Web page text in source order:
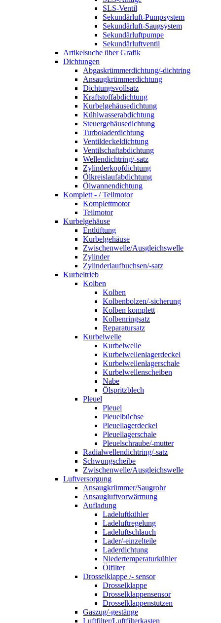
SLS-Ventil
Sekundärluft-Pumpsystem
Sekundärluft-Saugsystem
Sekundärluftpumpe
Sekundärluftventil
Artikelsuche über Grafik
Dichtungen
Abgaskrümmerdichtung/-dichtring
Ansaugkrümmerdichtung
Dichtungsvollsatz
Kraftstoffabdichtung
Kurbelgehäusedichtung
Kühlwasserabdichtung
Steuergehäusedichtung
Turboladerdichtung
Ventildeckeldichtung
Ventilschaftabdichtung
Wellendichtring/-satz
Zylinderkopfdichtung
Ölkreislaufabdichtung
Ölwannendichtung
Komplett - / Teilmotor
Komplettmotor
Teilmotor
Kurbelgehäuse
Entlüftung
Kurbelgehäuse
Zwischenwelle/Ausgleichswelle
Zylinder
Zylinderlaufbuchsen/-satz
Kurbeltrieb
Kolben
Kolben
Kolbenbolzen/-sicherung
Kolben komplett
Kolbenringsatz
Reparatursatz
Kurbelwelle
Kurbelwelle
Kurbelwellenlagerdeckel
Kurbelwellenlagerschale
Kurbelwellenscheiben
Nabe
Ölspritzblech
Pleuel
Pleuel
Pleuelbüchse
Pleuellagerdeckel
Pleuellagerschale
Pleuelschraube/-mutter
Radialwellendichtring/-satz
Schwungscheibe
Zwischenwelle/Ausgleichswelle
Luftversorgung
Ansaugkrümmer/Saugrohr
Ansaugluftvorwärmung
Aufladung
Ladeluftkühler
Ladeluftregelung
Ladeluftschlauch
Lader/-einzelteile
Laderdichtung
Niedertemperaturkühler
Ölfilter
Drosselklappe /- sensor
Drosselklappe
Drosselklappensensor
Drosselklappenstutzen
Gaszug/-gestänge
Luftfilter/Luftfilterkasten